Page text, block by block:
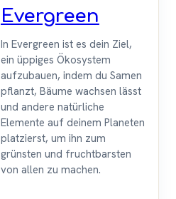
Evergreen
In Evergreen ist es dein Ziel,
ein üppiges Ökosystem
aufzubauen, indem du Samen
pflanzt, Bäume wachsen lässt
und andere natürliche
Elemente auf deinem Planeten
platzierst, um ihn zum
grünsten und fruchtbarsten
von allen zu machen.